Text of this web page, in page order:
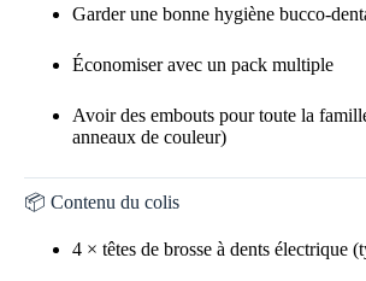
Garder une bonne hygiène bucco-
Économiser avec un pack multiple
Avoir des embouts pour toute la
anneaux de couleur)
📦 Contenu du colis
4 × têtes de brosse à dents électrique